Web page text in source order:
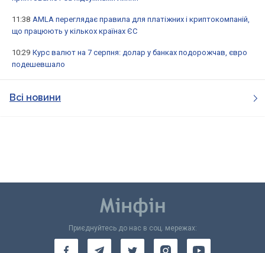
11:38 AMLA переглядає правила для платіжних і криптокомпаній,
що працюють у кількох країнах ЄС
10:29 Курс валют на 7 серпня: долар у банках подорожчав, євро
подешевшало
Всі новини
Приєднуйтесь до нас в соц. мережах: